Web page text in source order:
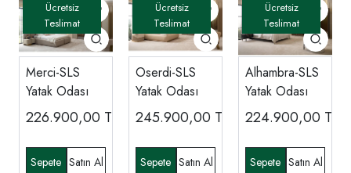
Merci-SLS
Yatak Odası
226.900,00 TL
Oserdi-SLS
Yatak Odası
245.900,00 TL
Alhambra-SLS
Yatak Odası
224.900,00 TL